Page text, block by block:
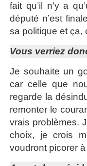
fait qu’il n’y a
député n’est
sa politique et ça,
Vous verriez
Je souhaite un
car celle que
regarde la
remonter le
vrais problèmes.
choix, je crois
voudront picorer